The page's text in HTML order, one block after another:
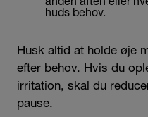
huds behov.
Husk altid at holde øje
efter behov. Hvis du
irritation, skal du
pause.